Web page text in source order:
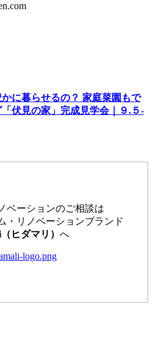
に暮らせるの？ 家庭菜園もで
伏見の家」完成見学会｜９.５-
ベーションのご相談は
・リノベーションブランド
ヒダマリ） へ